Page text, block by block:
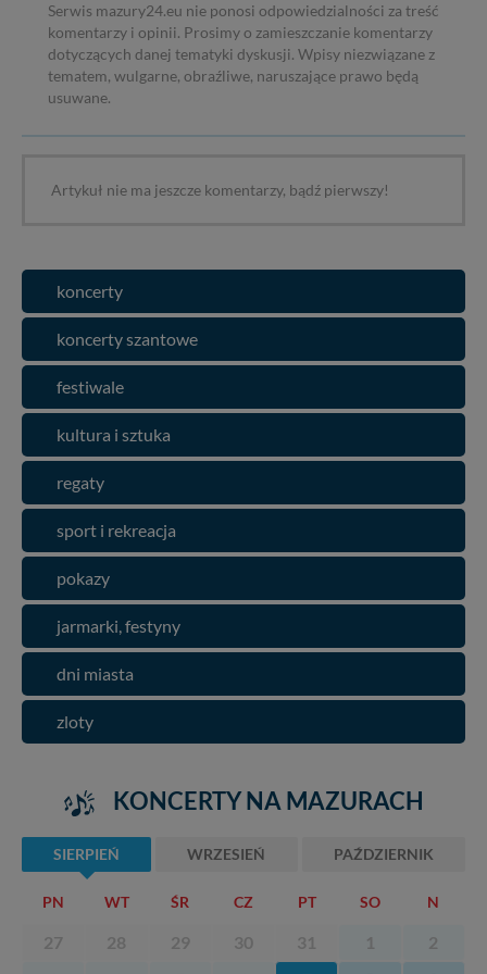
Serwis mazury24.eu nie ponosi odpowiedzialności za treść
komentarzy i opinii. Prosimy o zamieszczanie komentarzy
dotyczących danej tematyki dyskusji. Wpisy niezwiązane z
tematem, wulgarne, obraźliwe, naruszające prawo będą
usuwane.
Artykuł nie ma jeszcze komentarzy, bądź pierwszy!
koncerty
koncerty szantowe
festiwale
kultura i sztuka
regaty
sport i rekreacja
pokazy
jarmarki, festyny
dni miasta
zloty
KONCERTY NA MAZURACH
SIERPIEŃ WRZESIEŃ PAŹDZIERNIK
PN WT ŚR CZ PT SO N
27 28 29 30 31 1
2